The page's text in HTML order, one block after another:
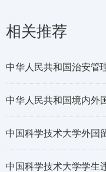
相关推荐
中华人民共和国治安管
中华人民共和国境内外
中国科学技术大学外国
中国科学技术大学学生